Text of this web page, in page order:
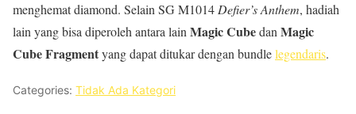
menghemat diamond. Selain SG M1014 Defier’s Anthem, hadiah
lain yang bisa diperoleh antara lain Magic Cubedan Magic
Cube Fragmentyang dapat ditukar dengan bundlelegendaris.
Categories: Tidak Ada Kategori